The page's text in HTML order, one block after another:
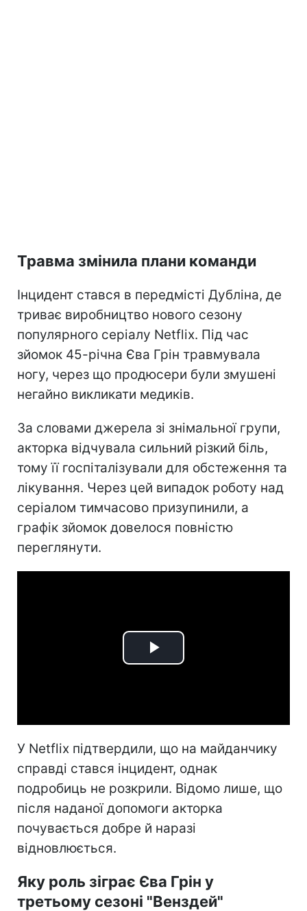
Травма змінила плани команди
Інцидент стався в передмісті Дубліна, де
триває виробництво нового сезону
популярного серіалу Netflix. Під час
зйомок 45-річна Єва Грін травмувала
ногу, через що продюсери були змушені
негайно викликати медиків.
За словами джерела зі знімальної групи,
акторка відчувала сильний різкий біль,
тому її госпіталізували для обстеження та
лікування. Через цей випадок роботу над
серіалом тимчасово призупинили, а
графік зйомок довелося повністю
переглянути.
Play
У Netflix підтвердили, що на майданчику
справді стався інцидент, однак
подробиць не розкрили. Відомо лише, що
після наданої допомоги акторка
почувається добре й наразі
відновлюється.
Яку роль зіграє Єва Грін у
третьому сезоні "Венздей"